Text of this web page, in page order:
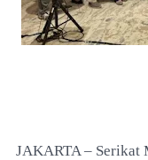
JAKARTA – Serikat